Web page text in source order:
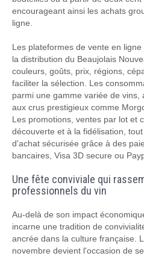
encourageant ainsi les achats
ligne.
Les plateformes de vente en
la distribution du Beaujolais
couleurs, goûts, prix, régions,
faciliter la sélection. Les
parmi une gamme variée de vins,
aux crus prestigieux comme
Les promotions, ventes par lot et
découverte et à la fidélisation,
d'achat sécurisée grâce à des
bancaires, Visa 3D secure ou
Une fête conviviale qui
professionnels du vin
Au-delà de son impact
incarne une tradition de
ancrée dans la culture française.
novembre devient l'occasion de